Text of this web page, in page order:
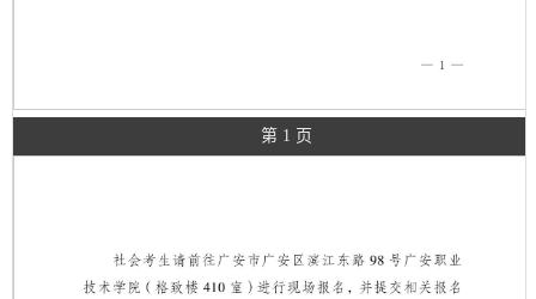
第 1 页